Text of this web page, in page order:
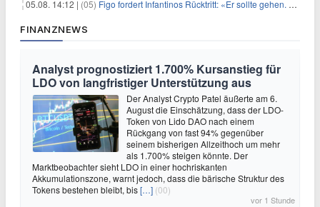
05.08. 14:12 | (05) Figo fordert Infantinos Rücktritt: «Er sollte gehen. Jetzt»
FINANZNEWS
Analyst prognostiziert 1.700% Kursanstieg für
LDO von langfristiger Unterstützung aus
Der Analyst Crypto Patel äußerte am 6.
August die Einschätzung, dass der LDO-
Token von Lido DAO nach einem
Rückgang von fast 94% gegenüber
seinem bisherigen Allzeithoch um mehr
als 1.700% steigen könnte. Der
Marktbeobachter sieht LDO in einer hochriskanten
Akkumulationszone, warnt jedoch, dass die bärische Struktur des
Tokens bestehen bleibt, bis[…] (00)
vor 1 Stunde